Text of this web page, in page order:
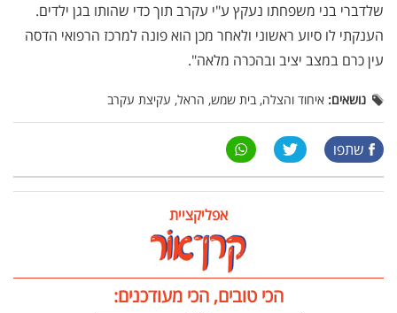
שלדברי בני משפחתו נעקץ ע"י עקרב תוך כדי שהותו בגן ילדים.
הענקתי לו סיוע ראשוני ולאחר מכן הוא פונה למרכז הרפואי הדסה
עין כרם במצב יציב ובהכרה מלאה".
נושאים: איחוד והצלה, בית שמש, הראל, עקיצת עקרב
שתפו
אפליקציית
הכי טובים, הכי מעודכנים: